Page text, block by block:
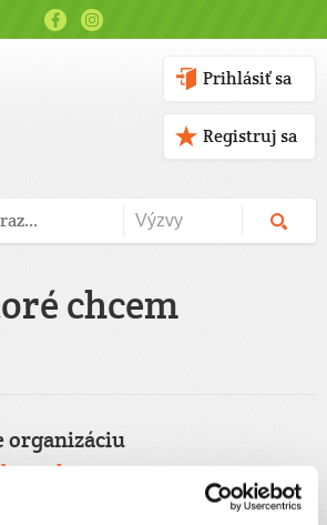
Prihlásiť sa
Registruj sa
chcem
organizáciu